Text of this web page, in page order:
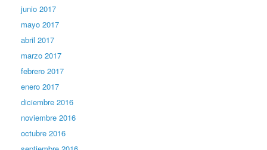
junio 2017
mayo 2017
abril 2017
marzo 2017
febrero 2017
enero 2017
diciembre 2016
noviembre 2016
octubre 2016